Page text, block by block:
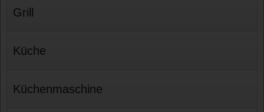
Grill
Küche
Küchenmaschine